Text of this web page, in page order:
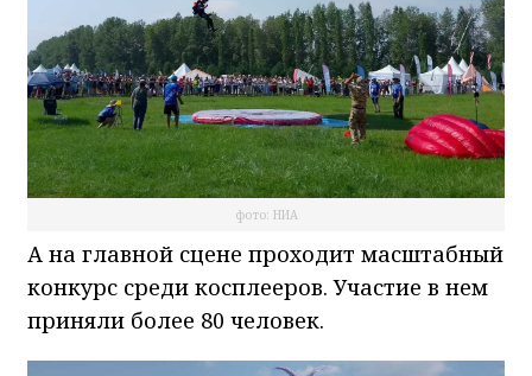
фото: НИА
А на главной сцене проходит масштабный
конкурс среди косплееров. Участие в нем
приняли более 80 человек.